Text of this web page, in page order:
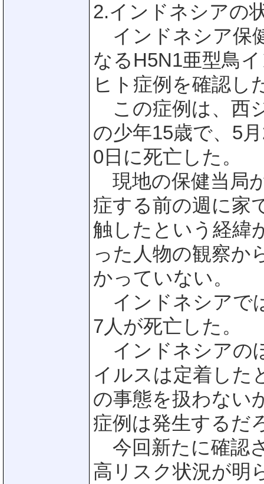
2.インドネシアの
インドネシア保
なるH5N1亜型鳥
ヒト症例を確認し
この症例は、西
の少年15歳で、5
0日に死亡した。
現地の保健当局
症する前の週に家
触したという経緯
った人物の観察か
かっていない。
インドネシアで
7人が死亡した。
インドネシアの
イルスは定着した
の事態を扱わない
症例は発生するだ
今回新たに確認
高リスク状況が明